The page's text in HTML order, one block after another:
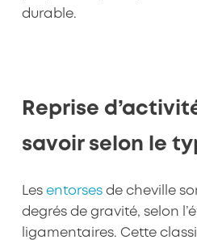
durable.
Reprise
savoir selon le
Les entorsesde cheville
degrés de gravité, selon
ligamentaires. Cette